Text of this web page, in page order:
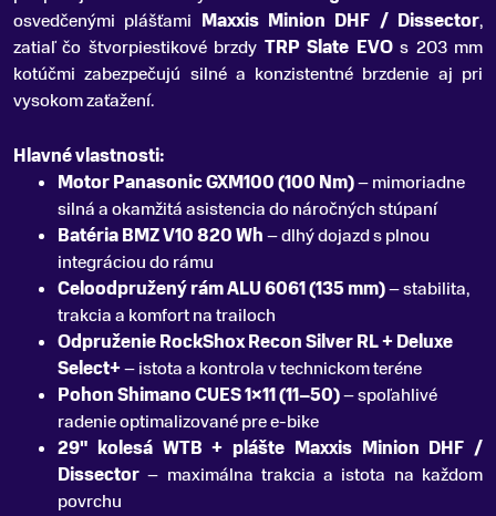
osvedčenými plášťami Maxxis Minion DHF / Dissector,
zatiaľ čo štvorpiestikové brzdy TRP Slate EVOs 203 mm
kotúčmi zabezpečujú silné a konzistentné brzdenie aj pri
vysokom zaťažení.
Hlavné vlastnosti:
Motor Panasonic GXM100 (100 Nm)– mimoriadne
silná a okamžitá asistencia do náročných stúpaní
Batéria BMZ V10 820 Wh– dlhý dojazd s plnou
integráciou do rámu
Celoodpružený rám ALU 6061 (135 mm)– stabilita,
trakcia a komfort na trailoch
Odpruženie RockShox Recon Silver RL + Deluxe
Select+– istota a kontrola v technickom teréne
Pohon Shimano CUES 1×11 (11–50)– spoľahlivé
radenie optimalizované pre e-bike
29" kolesá WTB + plášte Maxxis Minion DHF /
Dissector – maximálna trakcia a istota na každom
povrchu